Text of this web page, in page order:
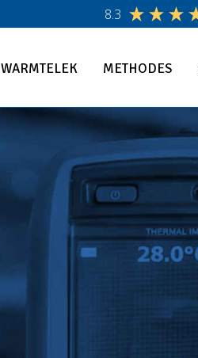
8.3
WARMTELEK METHODES